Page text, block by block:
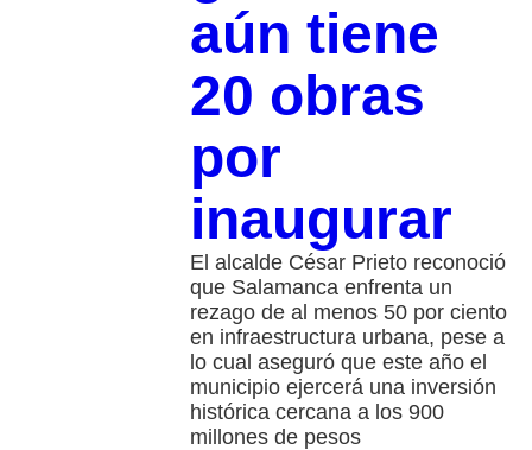
aún tiene
20 obras
por
inaugurar
El alcalde César Prieto reconoció
que Salamanca enfrenta un
rezago de al menos 50 por ciento
en infraestructura urbana, pese a
lo cual aseguró que este año el
municipio ejercerá una inversión
histórica cercana a los 900
millones de pesos